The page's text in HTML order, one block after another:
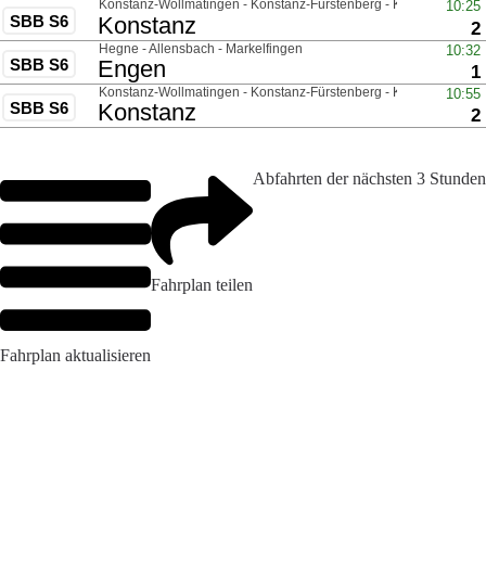
Fahrplan aktualisieren
Fahrplan teilen
Abfahrten der nächsten 3 Stunden